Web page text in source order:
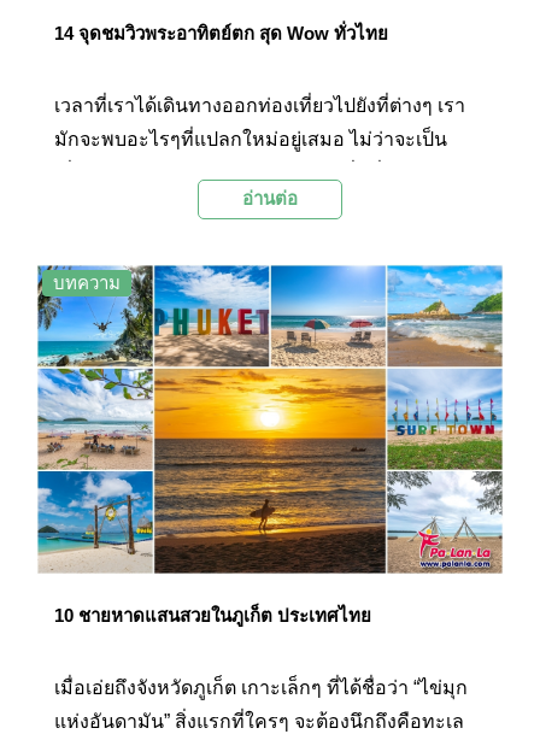
14 จุดชมวิวพระอาทิตย์ตก สุด Wow ทั่วไทย
เวลาที่เราได้เดินทางออกท่องเที่ยวไปยังที่ต่างๆ เรา
มักจะพบอะไรๆที่แปลกใหม่อยู่เสมอ ไม่ว่าจะเป็น
เอกลักษณ์ แถมยังได้สัมผัสบรรยากาศ ที่ต่างจากที่
สัมผัสวิวพระอาทิตย์ตกดินทั่วไทย ทั้ง 14 จุด ที่เค้าว่า
กันว่า เวลาที่พระอาทิตย์ตกในแต่ละที่นั้น มันจะเผย
ความงามออกมาไม่เหมือนกัน ล้วนแต่แสดง
เอกลักษณ์ที่ต่างกัน ทั้งแสง สี ก้อนเมฆ และทิวทัศน์ที่
เป็นฉากหลัง
อ่านต่อ
บทความ
10 ชายหาดแสนสวยในภูเก็ต ประเทศไทย
เมื่อเอ่ยถึงจังหวัดภูเก็ต เกาะเล็กๆ ที่ได้ชื่อว่า “ไข่มุก
แห่งอันดามัน” สิ่งแรกที่ใครๆ จะต้องนึกถึงคือทะเล